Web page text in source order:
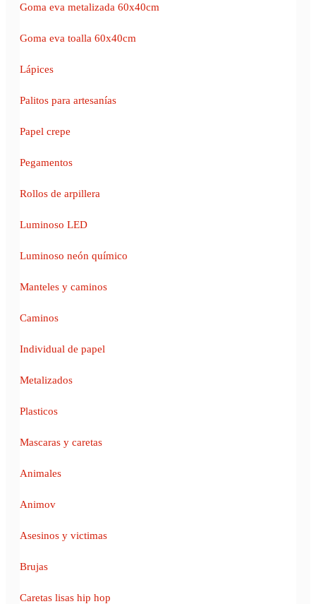
Goma eva metalizada 60x40cm
Goma eva toalla 60x40cm
Lápices
Palitos para artesanías
Papel crepe
Pegamentos
Rollos de arpillera
Luminoso LED
Luminoso neón químico
Manteles y caminos
Caminos
Individual de papel
Metalizados
Plasticos
Mascaras y caretas
Animales
Animov
Asesinos y victimas
Brujas
Caretas lisas hip hop